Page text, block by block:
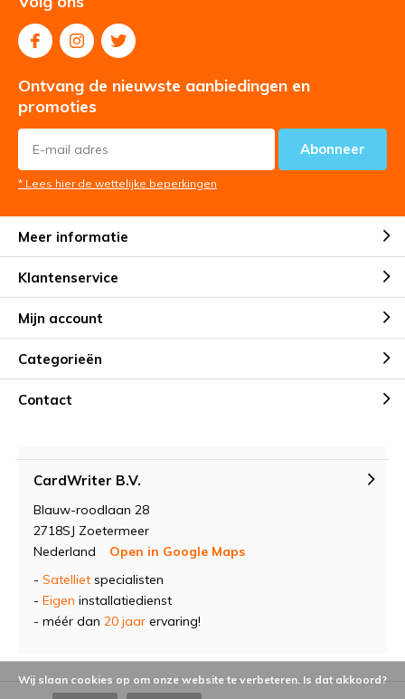
Ontvang de nieuwste aanbiedingen en
promoties
Abonneer
* Lees hier de wettelijke beperkingen
Meer informatie
Klantenservice
Mijn account
Categorieën
Contact
CardWriter B.V.
Blauw-roodlaan 28
2718SJ Zoetermeer
Nederland
Open in Google Maps
- Satelliet specialisten
- Eigen installatiedienst
- méér dan 20 jaar ervaring!
Wij slaan cookies op om onze website te verbeteren. Is dat akkoord?